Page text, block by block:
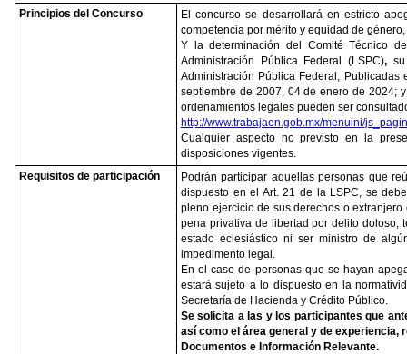
Principios del Concurso
El concurso se desarrollará en estricto
competencia por mérito y equidad de
Y la determinación del Comité Técnico
Administración Pública Federal (LSPC),
Administración Pública Federal,
septiembre de 2007, 04 de enero de 2024;
ordenamientos legales pueden ser
http://www.trabajaen.gob.mx/menuini/
Cualquier aspecto no previsto en la
disposiciones vigentes.
Requisitos de participación
Podrán participar aquellas personas que
dispuesto en el Art. 21 de la LSPC, se
pleno ejercicio de sus derechos o
pena privativa de libertad por delito doloso;
estado eclesiástico ni ser ministro de
impedimento legal.
En el caso de personas que se hayan
estará sujeto a lo dispuesto en la
Secretaría de Hacienda y Crédito Público.
Se solicita a las y los participantes que
así como el área general y de experiencia,
Documentos e Información Relevante.